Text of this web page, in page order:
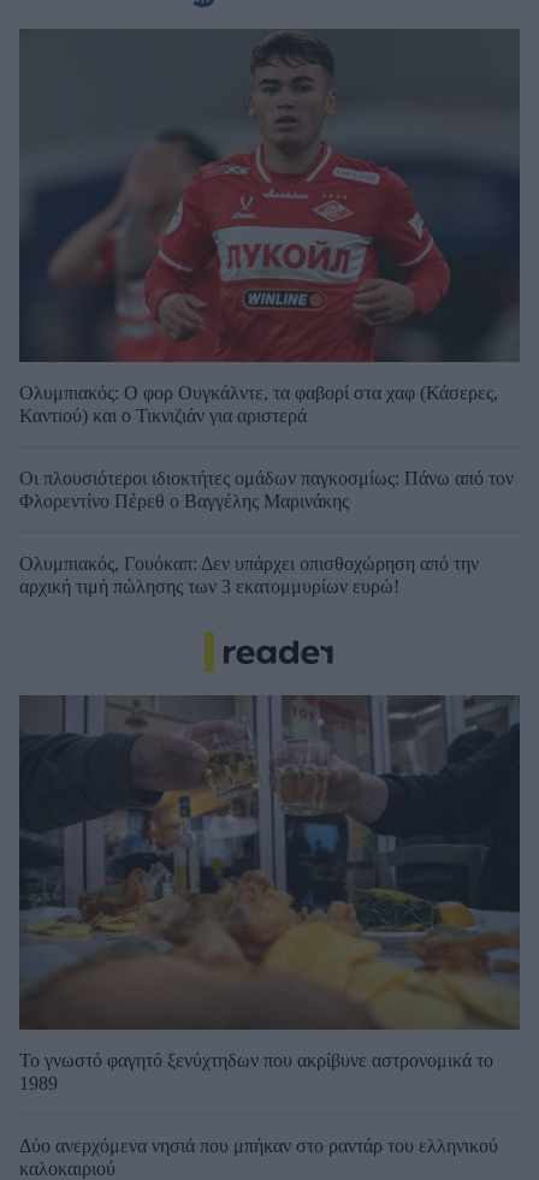
Ολυμπιακός: Ο φορ Ουγκάλντε, τα φαβορί στα χαφ (Κάσερες,
Καντιού) και ο Τικνιζιάν για αριστερά
Οι πλουσιότεροι ιδιοκτήτες ομάδων παγκοσμίως: Πάνω από τον
Φλορεντίνο Πέρεθ ο Βαγγέλης Μαρινάκης
Ολυμπιακός, Γουόκαπ: Δεν υπάρχει οπισθοχώρηση από την
αρχική τιμή πώλησης των 3 εκατομμυρίων ευρώ!
Το γνωστό φαγητό ξενύχτηδων που ακρίβυνε αστρονομικά το
1989
Δύο ανερχόμενα νησιά που μπήκαν στο ραντάρ του ελληνικού
καλοκαιριού